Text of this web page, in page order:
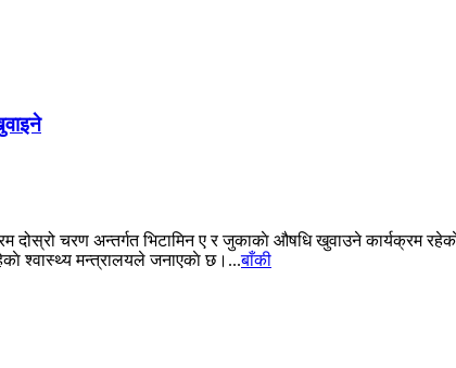
दोस्रो चरण अन्तर्गत भिटामिन ए र जुकाकाे औषधि खुवाउने कार्यक्रम
श्वास्थ्य मन्त्रालयले जनाएकाे छ।...बाँकी